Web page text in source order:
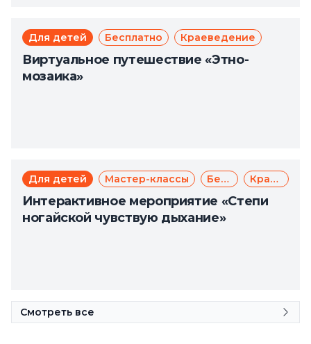
Для детей Бесплатно Краеведение
Виртуальное путешествие «Этно-
мозаика»
Для детей Мастер-классы Бесплатно Краеведение
Интерактивное мероприятие «Степи
ногайской чувствую дыхание»
Смотреть все